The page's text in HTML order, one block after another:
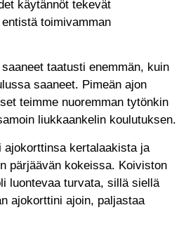
käytännöt tekevät
toimivamman
taatusti enemmän, kuin
saaneet. Pimeän ajon
teimme nuoremman tytönkin
liukkaankelin koulutuksen.
ajokorttinsa kertalaakista ja
pärjäävän kokeissa. Koiviston
luontevaa turvata, sillä siellä
ajokorttini ajoin, paljastaa